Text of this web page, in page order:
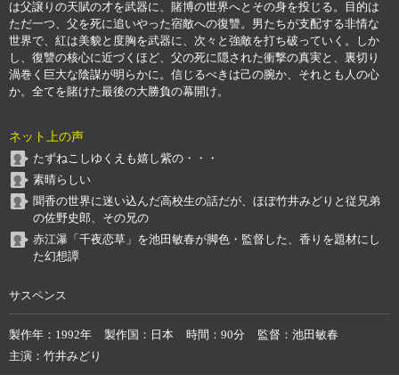
は父譲りの天賦の才を武器に、賭博の世界へとその身を投じる。目的は
ただ一つ、父を死に追いやった宿敵への復讐。男たちが支配する非情な
世界で、紅は美貌と度胸を武器に、次々と強敵を打ち破っていく。しか
し、復讐の核心に近づくほど、父の死に隠された衝撃の真実と、裏切り
渦巻く巨大な陰謀が明らかに。信じるべきは己の腕か、それとも人の心
か。全てを賭けた最後の大勝負の幕開け。
ネット上の声
たずねこしゆくえも嬉し紫の・・・
素晴らしい
聞香の世界に迷い込んだ高校生の話だが、ほぼ竹井みどりと従兄弟
の佐野史郎、その兄の
赤江瀑「千夜恋草」を池田敏春が脚色・監督した、香りを題材にし
た幻想譚
サスペンス
製作年 1992年 製作国 日本 時間 90分 監督
池田敏春
主演
竹井みどり